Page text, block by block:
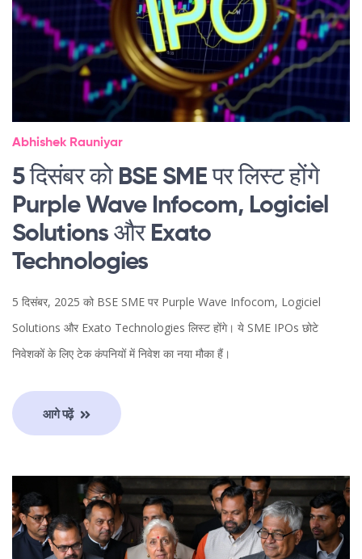
Abhishek Rauniyar
5 दिसंबर को BSE SME पर लिस्ट होंगे
Purple Wave Infocom, Logiciel
Solutions और Exato
Technologies
5 दिसंबर, 2025 को BSE SME पर Purple Wave Infocom, Logiciel
Solutions और Exato Technologies लिस्ट होंगे। ये SME IPOs छोटे
निवेशकों के लिए टेक कंपनियों में निवेश का नया मौका हैं।
आगे पढ़ें